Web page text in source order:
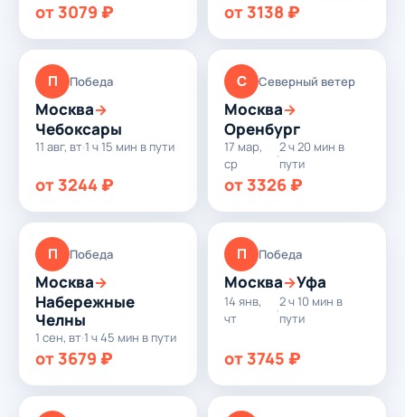
от 3079 ₽ от 3138 ₽
П Победа
Москва→
Чебоксары
11 авг, вт·1 ч 15 мин в пути
от 3244 ₽
С Северный ветер
Москва→
Оренбург
17 мар,
ср
·
2 ч 20 мин в
пути
от 3326 ₽
П Победа
Москва→
Набережные
Челны
1 сен, вт·1 ч 45 мин в пути
от 3679 ₽
П Победа
Москва→Уфа
14 янв,
чт
·
2 ч 10 мин в
пути
от 3745 ₽